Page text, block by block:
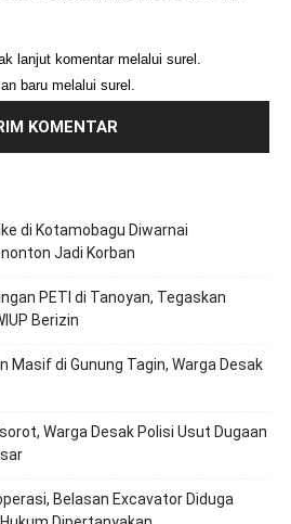
lanjut komentar melalui surel.
baru melalui surel.
di Kotamobagu Diwarnai
Jadi Korban
PETI di Tanoyan, Tegaskan
Berizin
Masif di Gunung Tagin, Warga Desak
Warga Desak Polisi Usut Dugaan
Belasan Excavator Diduga